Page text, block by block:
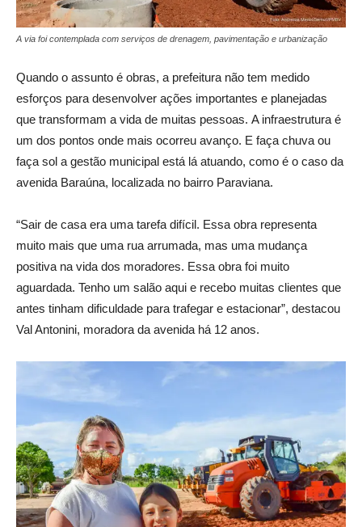
A via foi contemplada com serviços de drenagem, pavimentação e urbanização
Quando o assunto é obras, a prefeitura não tem medido
esforços para desenvolver ações importantes e planejadas
que transformam a vida de muitas pessoas. A infraestrutura é
um dos pontos onde mais ocorreu avanço. E faça chuva ou
faça sol a gestão municipal está lá atuando, como é o caso da
avenida Baraúna, localizada no bairro Paraviana.
“Sair de casa era uma tarefa difícil. Essa obra representa
muito mais que uma rua arrumada, mas uma mudança
positiva na vida dos moradores. Essa obra foi muito
aguardada. Tenho um salão aqui e recebo muitas clientes que
antes tinham dificuldade para trafegar e estacionar”, destacou
Val Antonini, moradora da avenida há 12 anos.